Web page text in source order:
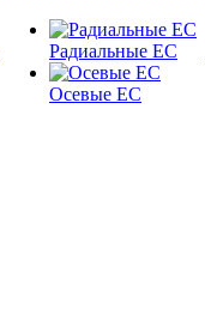
Радиальные EC
Осевые EC